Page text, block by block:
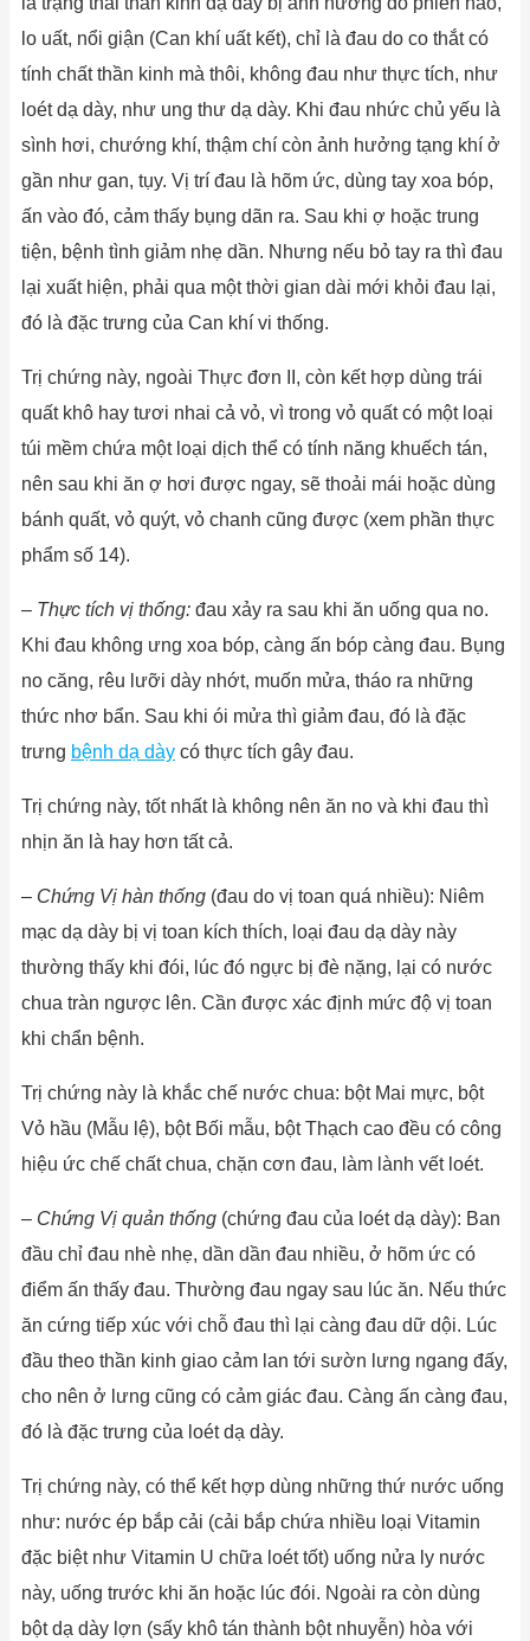
lo uất, nổi giận (Can khí uất kết), chỉ là đau do co thắt có
tính chất thần kinh mà thôi, không đau như thực tích, như
loét dạ dày, như ung thư dạ dày. Khi đau nhức chủ yếu là
sình hơi, chướng khí, thậm chí còn ảnh hưởng tạng khí ở
gần như gan, tụy. Vị trí đau là hõm ức, dùng tay xoa bóp,
ấn vào đó, cảm thấy bụng dãn ra. Sau khi ợ hoặc trung
tiện, bệnh tình giảm nhẹ dần. Nhưng nếu bỏ tay ra thì đau
lại xuất hiện, phải qua một thời gian dài mới khỏi đau lại,
đó là đặc trưng của Can khí vi thống.
Trị chứng này, ngoài Thực đơn II, còn kết hợp dùng trái
quất khô hay tươi nhai cả vỏ, vì trong vỏ quất có một loại
túi mềm chứa một loại dịch thể có tính năng khuếch tán,
nên sau khi ăn ợ hơi được ngay, sẽ thoải mái hoặc dùng
bánh quất, vỏ quýt, vỏ chanh cũng được (xem phần thực
phẩm số 14).
– Thực tích vị thống: đau xảy ra sau khi ăn uống qua no.
Khi đau không ưng xoa bóp, càng ấn bóp càng đau. Bụng
no căng, rêu lưỡi dày nhớt, muốn mửa, tháo ra những
thức nhơ bẩn. Sau khi ói mửa thì giảm đau, đó là đặc
trưng bệnh dạ dày có thực tích gây đau.
Trị chứng này, tốt nhất là không nên ăn no và khi đau thì
nhịn ăn là hay hơn tất cả.
– Chứng Vị hàn thống (đau do vị toan quá nhiều): Niêm
mạc dạ dày bị vị toan kích thích, loại đau dạ dày này
thường thấy khi đói, lúc đó ngực bị đè nặng, lại có nước
chua tràn ngược lên. Cần được xác định mức độ vị toan
khi chẩn bệnh.
Trị chứng này là khắc chế nước chua: bột Mai mực, bột
Vỏ hầu (Mẫu lệ), bột Bối mẫu, bột Thạch cao đều có công
hiệu ức chế chất chua, chặn cơn đau, làm lành vết loét.
– Chứng Vị quản thống (chứng đau của loét dạ dày): Ban
đầu chỉ đau nhè nhẹ, dần dần đau nhiều, ở hõm ức có
điểm ấn thấy đau. Thường đau ngay sau lúc ăn. Nếu thức
ăn cứng tiếp xúc với chỗ đau thì lại càng đau dữ dội. Lúc
đầu theo thần kinh giao cảm lan tới sườn lưng ngang đấy,
cho nên ở lưng cũng có cảm giác đau. Càng ấn càng đau,
đó là đặc trưng của loét dạ dày.
Trị chứng này, có thể kết hợp dùng những thứ nước uống
như: nước ép bắp cải (cải bắp chứa nhiều loại Vitamin
đặc biệt như Vitamin U chữa loét tốt) uống nửa ly nước
này, uống trước khi ăn hoặc lúc đói. Ngoài ra còn dùng
bột dạ dày lợn (sấy khô tán thành bột nhuyễn) hòa với